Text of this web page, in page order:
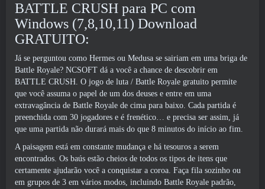
BATTLE CRUSH para PC com
Windows (7,8,10,11) Download
GRATUITO:
Já se perguntou como Hermes ou Medusa se sairiam em uma briga de
Battle Royale? NCSOFT dá a você a chance de descobrir em
BATTLE CRUSH. O jogo de luta / Battle Royale gratuito permite
que você assuma o papel de um dos deuses e entre em uma
extravagância de Battle Royale de cima para baixo. Cada partida é
preenchida com 30 jogadores e é frenético… e precisa ser assim, já
que uma partida não durará mais do que 8 minutos do início ao fim.
A paisagem está em constante mudança e há tesouros a serem
encontrados. Os baús estão cheios de todos os tipos de itens que
certamente ajudarão você a conquistar a coroa. Faça fila sozinho ou
em grupos de 3 em vários modos, incluindo Battle Royale padrão,